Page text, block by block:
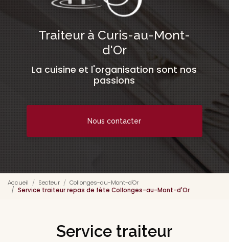
Traiteur à Curis-au-Mont-
d'Or
La cuisine et l'organisation sont nos
passions
Nous contacter
Accueil Secteur
Collonges-au-Mont-d'Or
Service traiteur repas de fête Collonges-au-Mont-d'Or
Service traiteur